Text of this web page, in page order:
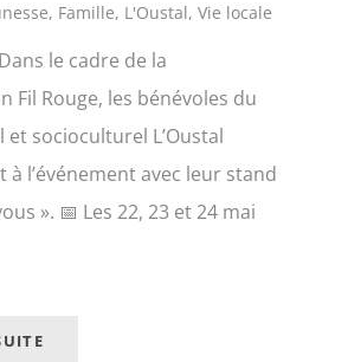
, Famille, L'Oustal, Vie locale
le cadre de la
Fil Rouge, les bénévoles du
et socioculturel L’Oustal
l’événement avec leur stand
». 📅 Les 22, 23 et 24 mai